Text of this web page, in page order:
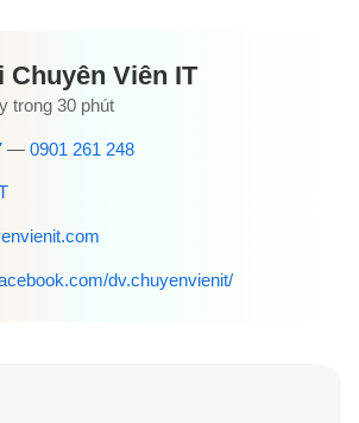
Chuyên Viên IT
trong 30 phút
— 0901 261 248
dv.chuyenvienit/